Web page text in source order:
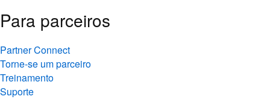
Para parceiros
Partner Connect
Torne-se um parceiro
Treinamento
Suporte